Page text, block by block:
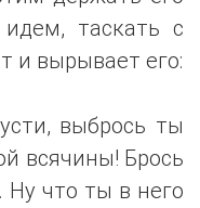
таскать с
и вырывает его:
выбрось ты
всячины! Брось
Ну что ты в него